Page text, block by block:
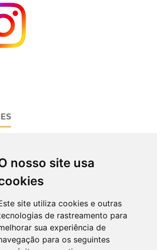
nosso site usa
site utiliza cookies e outras
de rastreamento para
sua experiência de
para os seguintes
de Contabilidade e Controladoria
Lothário Meissner, 632 - Campus III
Curitiba, PR, Brasil